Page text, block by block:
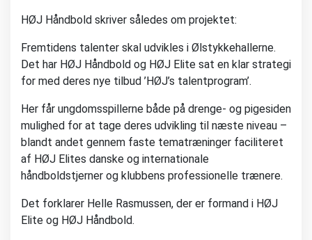
HØJ Håndbold skriver således om projektet:
Fremtidens talenter skal udvikles i Ølstykkehallerne.
Det har HØJ Håndbold og HØJ Elite sat en klar strategi
for med deres nye tilbud ’HØJ’s talentprogram’.
Her får ungdomsspillerne både på drenge- og pigesiden
mulighed for at tage deres udvikling til næste niveau –
blandt andet gennem faste tematræninger faciliteret
af HØJ Elites danske og internationale
håndboldstjerner og klubbens professionelle trænere.
Det forklarer Helle Rasmussen, der er formand i HØJ
Elite og HØJ Håndbold.